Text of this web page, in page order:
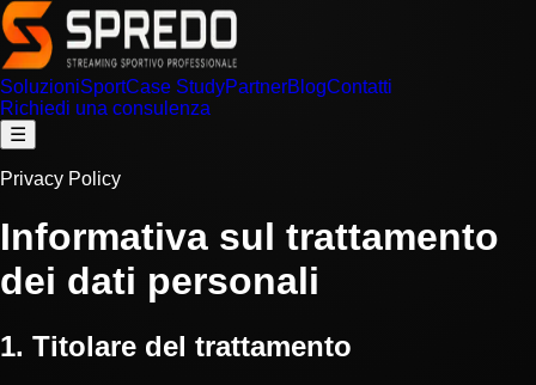
SoluzioniSportCase StudyPartnerBlogContatti
Richiedi una consulenza
☰
Privacy Policy
Informativa sul trattamento
dei dati personali
1. Titolare del trattamento